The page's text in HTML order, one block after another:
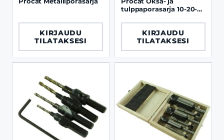
KIRJAUDU
TILATAKSESI
tulppaporasarja 10-20-30
KIRJAUDU
TILATAKSESI